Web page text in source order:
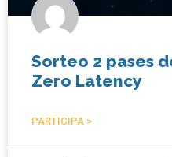
Sorteo 2 pases
Zero Latency
PARTICIPA >